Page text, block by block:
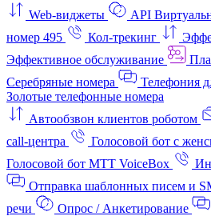
Web-виджеты
API
номер 495
Кол-трекинг
Эффективное обслуживание
Серебряные номера
Телефония
Золотые телефонные номера
Автообзвон клиентов роботом
call-центра
Голосовой бот с
Голосовой бот МТТ VoiceBox
Отправка шаблонных писем и
речи
Опрос / Анкетирование